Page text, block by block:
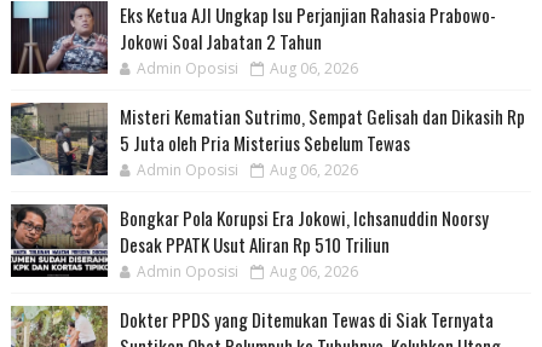
Eks Ketua AJI Ungkap Isu Perjanjian Rahasia Prabowo-
Jokowi Soal Jabatan 2 Tahun
Admin Oposisi Aug 06, 2026
Misteri Kematian Sutrimo, Sempat Gelisah dan Dikasih Rp
5 Juta oleh Pria Misterius Sebelum Tewas
Admin Oposisi Aug 06, 2026
Bongkar Pola Korupsi Era Jokowi, Ichsanuddin Noorsy
Desak PPATK Usut Aliran Rp 510 Triliun
Admin Oposisi Aug 06, 2026
Dokter PPDS yang Ditemukan Tewas di Siak Ternyata